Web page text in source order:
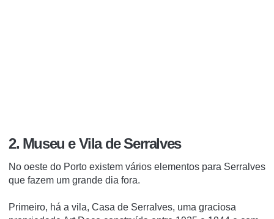
2. Museu e Vila de Serralves
No oeste do Porto existem vários elementos para Serralves
que fazem um grande dia fora.
Primeiro, há a vila, Casa de Serralves, uma graciosa